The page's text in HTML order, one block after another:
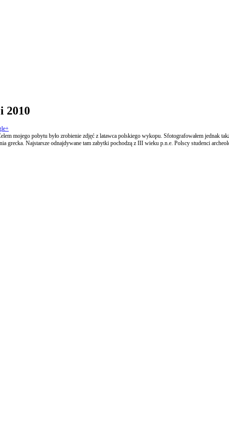
2010
mojego pobytu było zrobienie zdjęć z latawca polskiego wykopu. Sfotografowałem jednak
grecka. Najstarsze odnajdywane tam zabytki pochodzą z III wieku p.n.e. Polscy studenci